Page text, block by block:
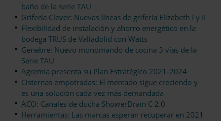
baño de la serie TAU
Grifería Clever: Nuevas líneas de grifería Elizabeth I y II
Flexibilidad de instalación y ahorro energético en la
bodega TRUS de Valladolid con Watts
Genebre: Nuevo monomando de cocina 3 vías de la
Serie TAU
Agremia presenta su Plan Estratégico 2021-2024
Cisternas empotradas: El mercado sigue creciendo y
es una solución cada vez más demandada
ACO: Canales de ducha ShowerDrain C 2.0
Herramientas: Las marcas esperan recuperar en 2021